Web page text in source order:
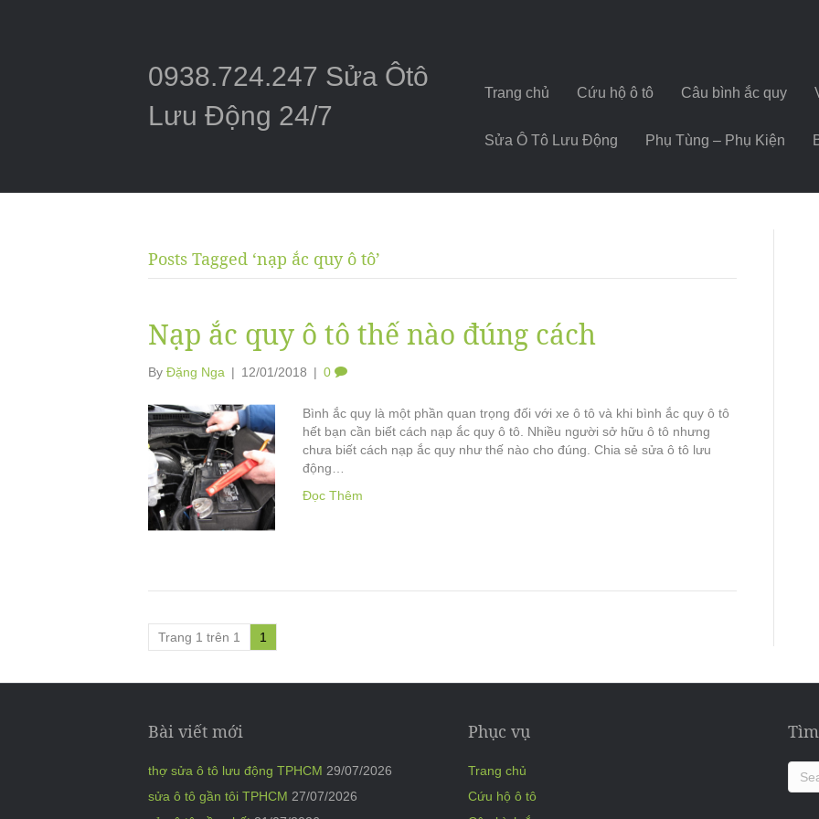
0938.724.247 Sửa Ôtô
Lưu Động 24/7
Trang chủ Cứu hộ ô tô Câu bình ắc quy
Sửa Ô Tô Lưu Động Phụ Tùng – Phụ Kiện
Posts Tagged ‘nạp ắc quy ô tô’
Nạp ắc quy ô tô thế nào đúng cách
By Đặng Nga | 12/01/2018 | 0
Bình ắc quy là một phần quan trọng đối với xe ô tô và khi bình ắc quy ô tô
hết bạn cần biết cách nạp ắc quy ô tô. Nhiều người sở hữu ô tô nhưng
chưa biết cách nạp ắc quy như thế nào cho đúng. Chia sẻ sửa ô tô lưu
động…
Đọc Thêm
Trang 1 trên 1 1
Bài viết mới
thợ sửa ô tô lưu động TPHCM 29/07/2026
sửa ô tô gần tôi TPHCM 27/07/2026
Phục vụ
Trang chủ
Cứu hộ ô tô